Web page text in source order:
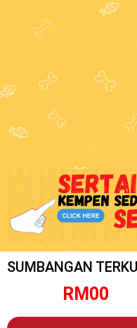
SUMBANGAN
RM 00